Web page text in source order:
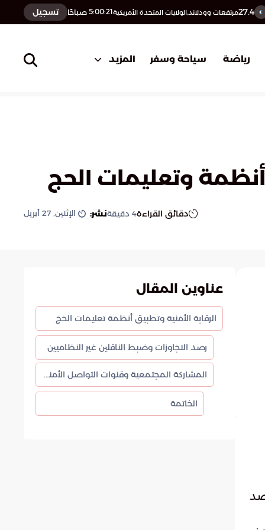
27.4مرتفعات وودلاند,الولايات المتحدة الأمريكية5:00:22 صباحًا تسجيل
رياضة سياحة وسفر المزيد
دقائق القراءة4 دقيقةنشر: الإثنين, 27 أبريل
عناوين المقال
الرقابة الأمنية وتطبيق أنظمة تعليمات الحج
رصد التجاوزات وضبط الناقلين غير النظاميين
المشاركة المجتمعية وقنوات التواصل الأمنية
الخاتمة